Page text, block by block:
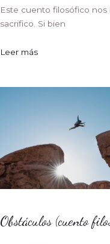
Este cuento filosófico
sacrifico. Si bien
Leer más
Obstáculos (cuento